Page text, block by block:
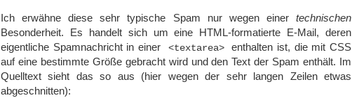
Ich erwähne diese sehr typische Spam nur wegen einer technischen
Besonderheit. Es handelt sich um eine HTML-formatierte E-Mail, deren
eigentliche Spamnachricht in einer
<textarea>
enthalten ist, die mit CSS
auf eine bestimmte Größe gebracht wird und den Text der Spam enthält. Im
Quelltext sieht das so aus (hier wegen der sehr langen Zeilen etwas
abgeschnitten):